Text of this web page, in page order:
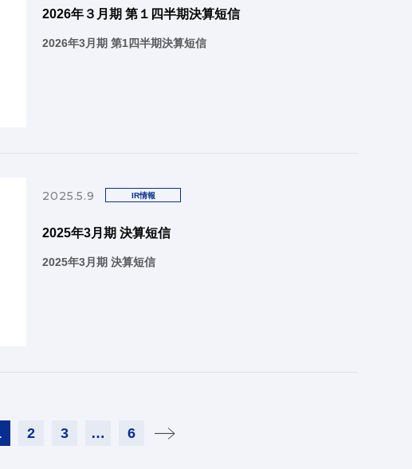
2026年３月期 第１四半期決算短信
2026年3月期 第1四半期決算短信
2025.5.9 IR情報
2025年3月期 決算短信
2025年3月期 決算短信
2 3 … 6